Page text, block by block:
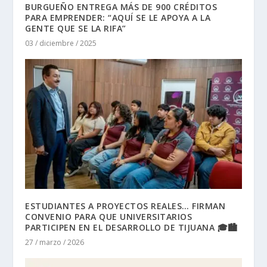
BURGUEÑO ENTREGA MÁS DE 900 CRÉDITOS
PARA EMPRENDER: “AQUÍ SE LE APOYA A LA
GENTE QUE SE LA RIFA”
03 / diciembre / 2025
ESTUDIANTES A PROYECTOS REALES… FIRMAN
CONVENIO PARA QUE UNIVERSITARIOS
PARTICIPEN EN EL DESARROLLO DE TIJUANA 🎓🏙️
27 / marzo / 2026